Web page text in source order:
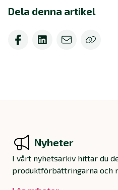
Dela denna artikel
Nyheter
I vårt nyhetsarkiv hittar du
produktförbättringarna och